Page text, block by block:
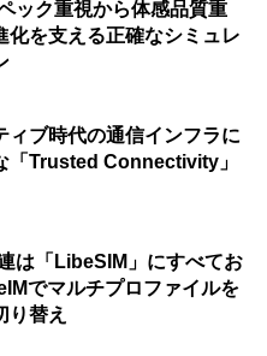
ック重視から体感品質重
を支える正確なシミュレ
ィブ時代の通信インフラに
「Trusted Connectivity」
は「LibeSIM」にすべてお
でマルチプロファイルを
り替え